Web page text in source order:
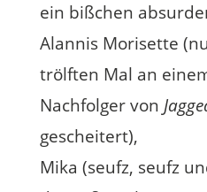
ein bißchen
Alannis Morisette
trölften Mal an
Nachfolger von
gescheitert),
Mika (seufz, seufz